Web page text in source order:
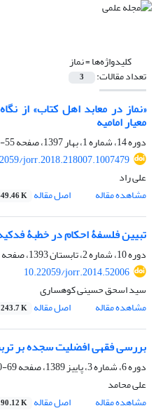
کلیدواژه‌ها =نماز
تعداد مقالات: 3
«نماز در معابد اهل کتاب» از
معیار امامیه
دوره 14، شماره 1، بهار 1397، صفحه
55-81
jorr.2018.218007.1007479
علی راد
مشاهده مقاله
اصل مقاله K
تبیین فلسفۀ احکام در خطبۀ
دوره 10، شماره 2، تابستان 1393، صفحه
10.22059/jorr.2014.52006
سید اسحق حسینى کوهسارى
مشاهده مقاله
اصل مقاله 243.7 K
بررسی فقهی افضلیت سجده بر
دوره 6، شماره 3، پاییز 1389، صفحه
69-90
علی محامد
مشاهده مقاله
اصل مقاله K